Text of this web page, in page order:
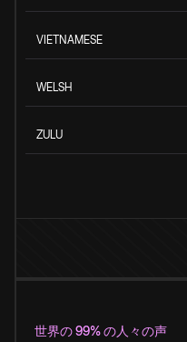
VIETNAMESE
WELSH
ZULU
世界の 99% の人々の声